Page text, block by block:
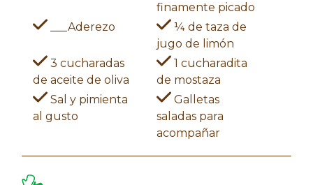
finamente picado
___Aderezo
¼ de taza de
jugo de limón
3 cucharadas
de aceite de oliva
1 cucharadita
de mostaza
Sal y pimienta
al gusto
Galletas
saladas para
acompañar